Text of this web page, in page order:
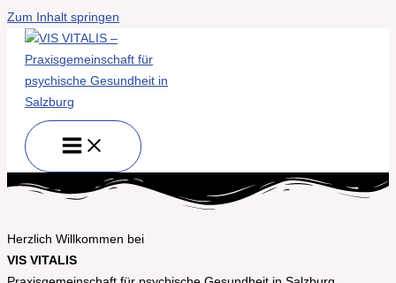
Zum Inhalt springen
Herzlich Willkommen bei
VIS VITALIS